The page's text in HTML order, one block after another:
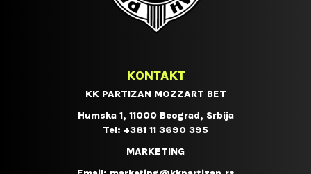
KONTAKT
KK PARTIZAN MOZZART BET
Humska 1, 11000 Beograd, Srbija
Tel: +381 11 3690 395
MARKETING